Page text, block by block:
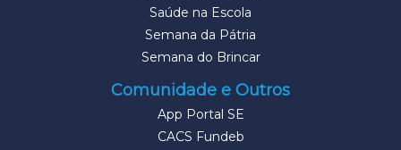
Saúde na Escola
Semana da Pátria
Semana do Brincar
Comunidade e Outros
App Portal SE
CACS Fundeb